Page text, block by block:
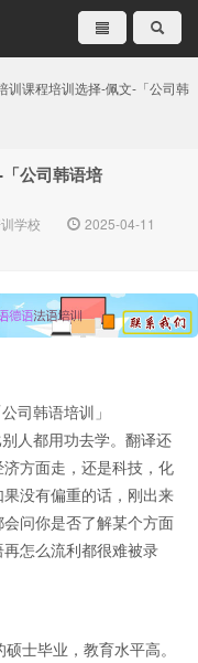
训课程培训选择-佩文-「公司韩
公司韩语培
学校
2025-04-11
司韩语培训」
人都用功去学。翻译还
方面走，还是科技，化
没有偏重的话，刚出来
问你是否了解某个方面
怎么流利都很难被录
士毕业，教育水平高。